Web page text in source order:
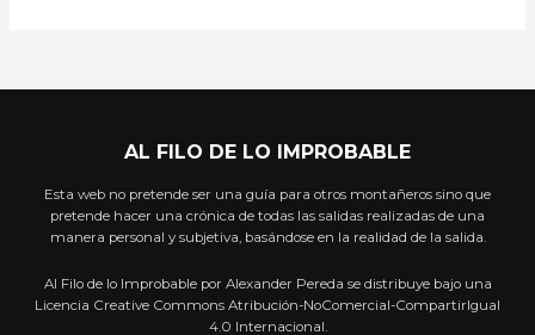
AL FILO DE LO IMPROBABLE
Esta web no pretende ser una guía para otros montañeros sino que
pretende hacer una crónica de todas las salidas realizadas de una
manera personal y subjetiva, basándose en la realidad de la salida.
Al Filo de lo Improbable por Alexander Pereda se distribuye bajo una
Licencia Creative Commons Atribución-NoComercial-CompartirIgual
4.0 Internacional.